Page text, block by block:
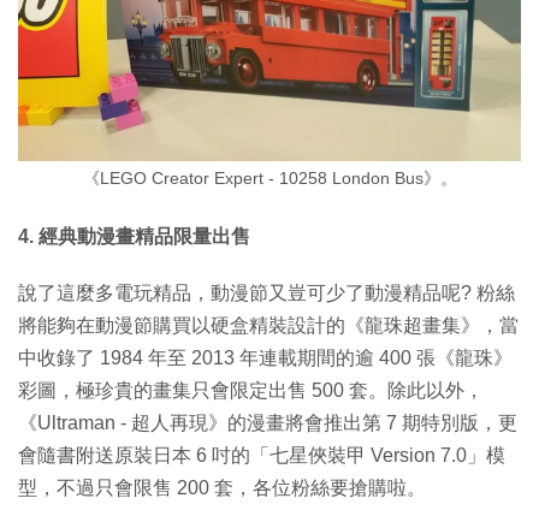
《LEGO Creator Expert - 10258 London Bus》。
4. 經典動漫畫精品限量出售
說了這麼多電玩精品，動漫節又豈可少了動漫精品呢? 粉絲
將能夠在動漫節購買以硬盒精裝設計的《龍珠超畫集》，當
中收錄了 1984 年至 2013 年連載期間的逾 400 張《龍珠》
彩圖，極珍貴的畫集只會限定出售 500 套。除此以外，
《Ultraman - 超人再現》的漫畫將會推出第 7 期特別版，更
會隨書附送原裝日本 6 吋的「七星俠裝甲 Version 7.0」模
型，不過只會限售 200 套，各位粉絲要搶購啦。